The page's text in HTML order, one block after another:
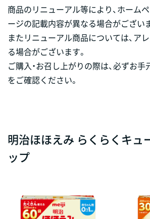
商品のリニューアル等により、ホーム
ージの記載内容が異なる場合がござい
またリニューアル商品については、ア
る場合がございます。
ご購入・お召し上がりの際は、必ずお
をご確認ください。
明治ほほえみ らくらくキュ
ップ